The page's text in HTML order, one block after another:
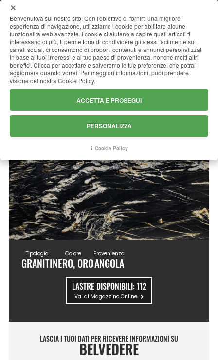
BELVEDERE
Tipologia
GRANITI
Colore
NERO, ORO
Provenienza
ANGOLA
LASTRE DISPONIBILI:112
Vai al Magazzino Online
LASCIA I TUOI DATI PER RICEVERE INFORMAZIONI SU
BELVEDERE
Benvenuto/a sul nostro sito! Con l'obiettivo di fornirti una migliore
esperienza di navigazione, utilizziamo i cookie per abilitare alcune
funzionalità web avanzate. I cookie ci aiutano a capire quali articoli ti
interessano di più, ti permettono di condividere gli stessi facilmente sui
canali social, ci consentono di proporti contenuti e annunci personalizzati
in base ai tuoi interessi e al tuo paese di provenienza, nonché molti altri
benefici. Clicca per accettare e salveremo le tue preferenze, che potrai
aggiornare quando vorrai. Per maggiori informazioni, puoi prendere
visione del nostra Cookie Policy.
ACCETTA E PROSEGUI
PERSONALIZZA
Cookie Policy